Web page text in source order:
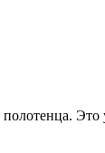
полотенца.